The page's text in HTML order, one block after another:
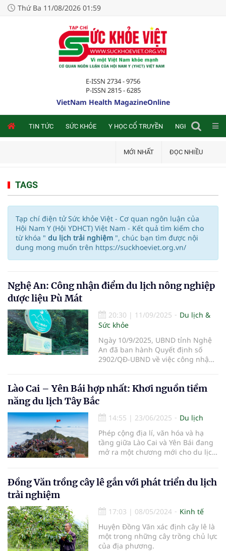
Thứ Ba 11/08/2026 01:59
E-ISSN 2734 - 9756
P-ISSN 2815 - 6285
VietNam Health MagazineOnline
TIN TỨC SỨC KHỎE Y HỌC CỔ TRUYỀN NGHIÊN CỨU
MỚI NHẤT ĐỌC NHIỀU
TAGS
Tạp chí điện tử Sức khỏe Việt - Cơ quan ngôn luận của
Hội Nam Y (Hội YDHCT) Việt Nam - Kết quả tìm kiếm cho
từ khóa " du lịch trải nghiệm ", chúc bạn tìm được nội
dung mong muốn trên https://suckhoeviet.org.vn/
Nghệ An: Công nhận điểm du lịch nông nghiệp
dược liệu Pù Mát
20:30 | 11/09/2025
Du lịch &
Sức khỏe
Ngày 10/9/2025, UBND tỉnh Nghệ
An đã ban hành Quyết định số
2902/QĐ-UBND về việc công nhận
nghiệp Dược liệu Pù Mát”.
Lào Cai – Yên Bái hợp nhất: Khơi nguồn tiềm
năng du lịch Tây Bắc
14:55 | 23/06/2025
Du lịch
Phép cộng địa lí, văn hóa và hạ
tầng giữa Lào Cai và Yên Bái đang
mở ra một chương mới cho du lịch
chuỗi điểm đến đa sắc – hiện đại –
bền vững trong giai đoạn 2025–
Đồng Văn trồng cây lê gắn với phát triển du lịch
trải nghiệm
17:03 | 08/05/2024
Kinh tế
Huyện Đồng Văn xác định cây lê là
một trong những cây trồng chủ lực
của địa phương.